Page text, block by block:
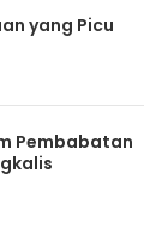
yang Picu
Pembabatan